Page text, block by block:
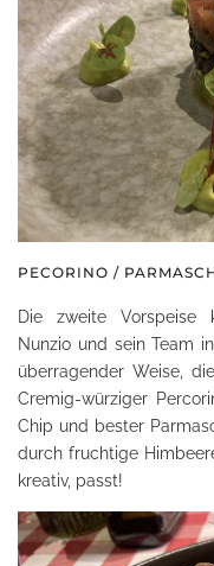
PECORINO /
Die zweite Vorspeise
Nunzio und sein Team
überragender Weise,
Cremig-würziger
Chip und bester
durch fruchtige
kreativ, passt!